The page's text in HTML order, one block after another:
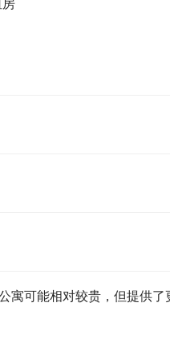
寓可能相对较贵，但提供了